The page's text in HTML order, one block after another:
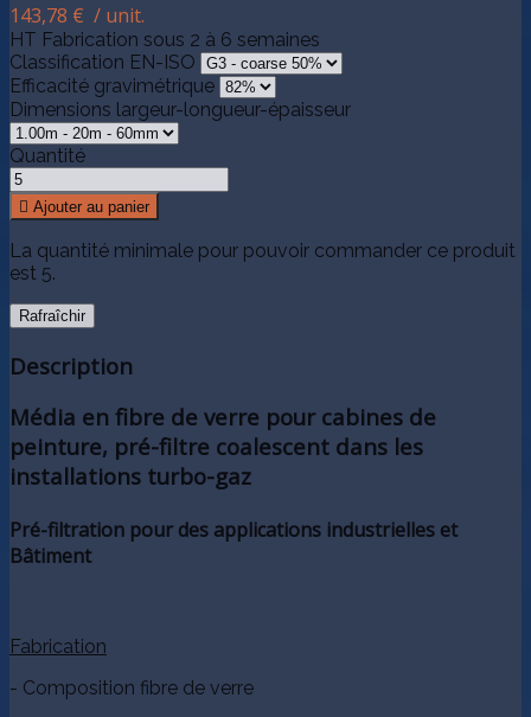
143,78 € / unit.
HT Fabrication sous 2 à 6 semaines
Classification EN-ISO
Efficacité gravimétrique
Dimensions largeur-longueur-épaisseur
Quantité
 Ajouter au panier
La quantité minimale pour pouvoir commander ce produit
est 5.
Description
Média en fibre de verre pour cabines de
peinture, pré-filtre coalescent dans les
installations turbo-gaz
Pré-filtration pour des applications industrielles et
Bâtiment
Fabrication
- Composition fibre de verre